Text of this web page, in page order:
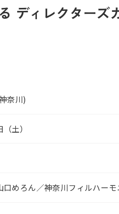
ディレクターズ
奈川)
（土）
口めろん／神奈川フィルハー